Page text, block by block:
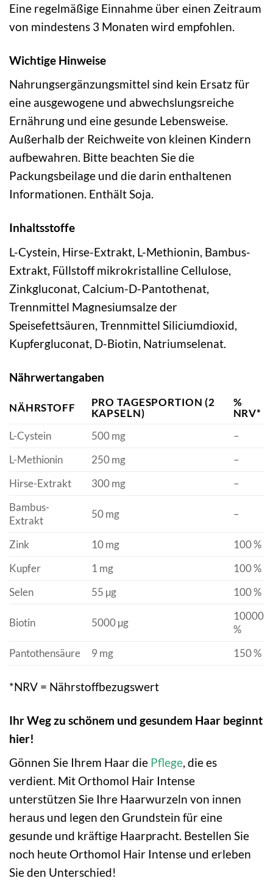
Eine regelmäßige Einnahme über einen Zeitraum
von mindestens 3 Monaten wird empfohlen.
Wichtige Hinweise
Nahrungsergänzungsmittel sind kein Ersatz für
eine ausgewogene und abwechslungsreiche
Ernährung und eine gesunde Lebensweise.
Außerhalb der Reichweite von kleinen Kindern
aufbewahren. Bitte beachten Sie die
Packungsbeilage und die darin enthaltenen
Informationen. Enthält Soja.
Inhaltsstoffe
L-Cystein, Hirse-Extrakt, L-Methionin, Bambus-
Extrakt, Füllstoff mikrokristalline Cellulose,
Zinkgluconat, Calcium-D-Pantothenat,
Trennmittel Magnesiumsalze der
Speisefettsäuren, Trennmittel Siliciumdioxid,
Kupfergluconat, D-Biotin, Natriumselenat.
Nährwertangaben
NÄHRSTOFF
PRO TAGESPORTION (2
KAPSELN)
%
NRV*
L-Cystein
500 mg
–
L-Methionin
250 mg
–
Hirse-Extrakt
300 mg
–
Bambus-
Extrakt
50 mg –
Zink 10 mg
100 %
Kupfer
1 mg
100 %
Selen
55 µg 100 %
Biotin 5000 µg
10000
%
Pantothensäure
9 mg 150 %
*NRV = Nährstoffbezugswert
Ihr Weg zu schönem und gesundem Haar beginnt
hier!
Gönnen Sie Ihrem Haar die Pflege, die es
verdient. Mit Orthomol Hair Intense
unterstützen Sie Ihre Haarwurzeln von innen
heraus und legen den Grundstein für eine
gesunde und kräftige Haarpracht. Bestellen Sie
noch heute Orthomol Hair Intense und erleben
Sie den Unterschied!